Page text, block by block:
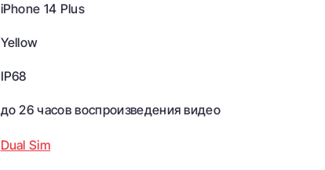
iPhone 14 Plus
Yellow
IP68
до 26 часов воспроизведения видео
Dual Sim